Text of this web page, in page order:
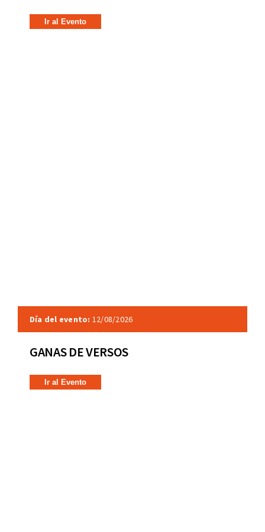
Ir al Evento
Día del evento: 12/08/2026
GANAS DE VERSOS
Ir al Evento